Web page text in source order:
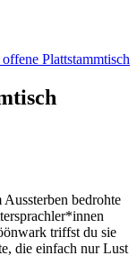
Plattstammtisch
bedrohte
triffst du sie
die einfach nur Lust